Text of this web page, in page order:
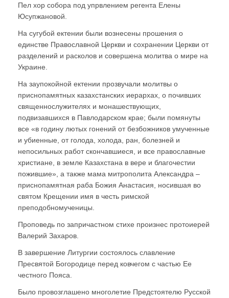
Пел хор собора под упрвлением регента Елены
Юсупжановой.
На сугубой ектении были вознесены прошения о
единстве Православной Церкви и сохранении Церкви от
разделений и расколов и совершена молитва о мире на
Украине.
На заупокойной ектении прозвучали молитвы о
приснопамятных казахстанских иерархах, о почивших
священнослужителях и монашествующих,
подвизавшихся в Павлодарском крае; были помянуты
все «в годину лютых гонений от безбожников умученные
и убиенные, от голода, холода, ран, болезней и
непосильных работ скончавшиеся, и все православные
христиане, в земле Казахстана в вере и благочестии
пожившие», а также мама митрополита Александра –
приснопамятная раба Божия Анастасия, носившая во
святом Крещении имя в честь римской
преподобномученицы.
Проповедь по запричастном стихе произнес протоиерей
Валерий Захаров.
В завершение Литургии состоялось славление
Пресвятой Богородице перед ковчегом с частью Ее
честного Пояса.
Было провозглашено многолетие Предстоятелю Русской